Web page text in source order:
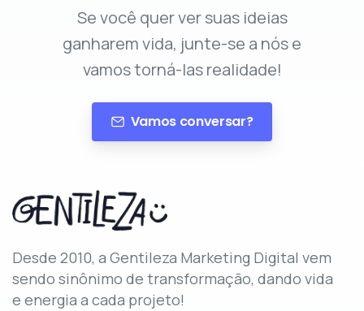
Se você quer ver suas ideias
ganharem vida, junte-se a nós e
vamos torná-las realidade!
Vamos conversar?
Desde 2010, a Gentileza Marketing Digital vem
sendo sinônimo de transformação, dando vida
e energia a cada projeto!